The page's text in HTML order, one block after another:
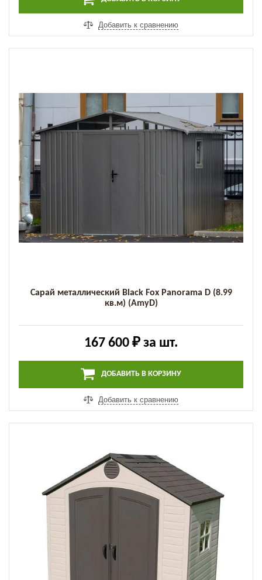
Добавить к сравнению
Сарай металлический Black Fox Panorama D (8.99
кв.м) (AmyD)
167 600 ₽ за шт.
ДОБАВИТЬ В КОРЗИНУ
Добавить к сравнению